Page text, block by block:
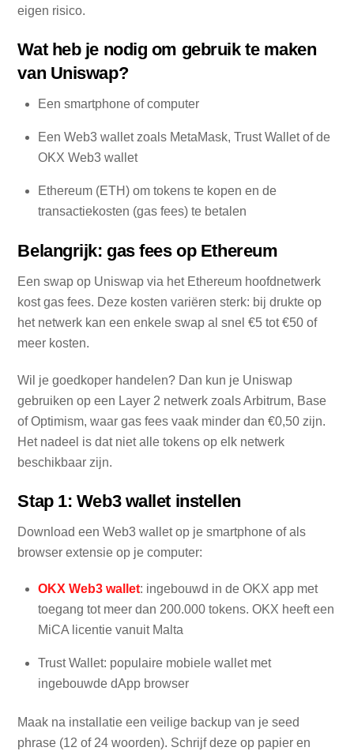
eigen risico.
Wat heb je nodig om gebruik te maken
van Uniswap?
Een smartphone of computer
Een Web3 wallet zoals MetaMask, Trust Wallet of de
OKX Web3 wallet
Ethereum (ETH) om tokens te kopen en de
transactiekosten (gas fees) te betalen
Belangrijk: gas fees op Ethereum
Een swap op Uniswap via het Ethereum hoofdnetwerk
kost gas fees. Deze kosten variëren sterk: bij drukte op
het netwerk kan een enkele swap al snel €5 tot €50 of
meer kosten.
Wil je goedkoper handelen? Dan kun je Uniswap
gebruiken op een Layer 2 netwerk zoals Arbitrum, Base
of Optimism, waar gas fees vaak minder dan €0,50 zijn.
Het nadeel is dat niet alle tokens op elk netwerk
beschikbaar zijn.
Stap 1: Web3 wallet instellen
Download een Web3 wallet op je smartphone of als
browser extensie op je computer:
OKX Web3 wallet: ingebouwd in de OKX app met
toegang tot meer dan 200.000 tokens. OKX heeft een
MiCA licentie vanuit Malta
Trust Wallet: populaire mobiele wallet met
ingebouwde dApp browser
Maak na installatie een veilige backup van je seed
phrase (12 of 24 woorden). Schrijf deze op papier en